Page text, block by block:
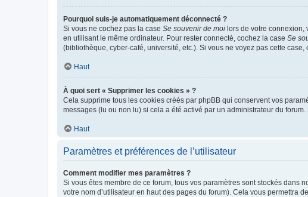
Pourquoi suis-je automatiquement déconnecté ?
Si vous ne cochez pas la case Se souvenir de moi lors de votre connexion,
en utilisant le même ordinateur. Pour rester connecté, cochez la case Se
(bibliothèque, cyber-café, université, etc.). Si vous ne voyez pas cette
Haut
À quoi sert « Supprimer les cookies » ?
Cela supprime tous les cookies créés par phpBB qui conservent vos
messages (lu ou non lu) si cela a été activé par un administrateur du
Haut
Paramètres et préférences de l’utilisateur
Comment modifier mes paramètres ?
Si vous êtes membre de ce forum, tous vos paramètres sont stockés dans
votre nom d’utilisateur en haut des pages du forum). Cela vous permettra